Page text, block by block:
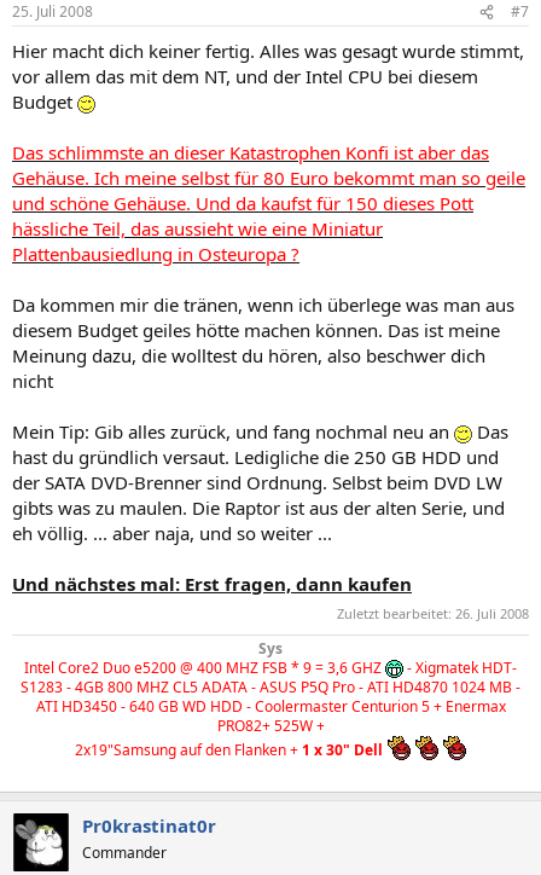
25. Juli 2008 #7
Hier macht dich keiner fertig. Alles was gesagt wurde stimmt,
vor allem das mit dem NT, und der Intel CPU bei diesem
Budget
Das schlimmste an dieser Katastrophen Konfi ist aber das
Gehäuse. Ich meine selbst für 80 Euro bekommt man so geile
und schöne Gehäuse. Und da kaufst für 150 dieses Pott
hässliche Teil, das aussieht wie eine Miniatur
Plattenbausiedlung in Osteuropa ?
Da kommen mir die tränen, wenn ich überlege was man aus
diesem Budget geiles hötte machen können. Das ist meine
Meinung dazu, die wolltest du hören, also beschwer dich
nicht
Mein Tip: Gib alles zurück, und fang nochmal neu an
Das
hast du gründlich versaut. Ledigliche die 250 GB HDD und
der SATA DVD-Brenner sind Ordnung. Selbst beim DVD LW
gibts was zu maulen. Die Raptor ist aus der alten Serie, und
eh völlig. ... aber naja, und so weiter ...
Und nächstes mal: Erst fragen, dann kaufen
Zuletzt bearbeitet: 26. Juli 2008
Sys
Intel Core2 Duo e5200 @ 400 MHZ FSB * 9 = 3,6 GHZ
- Xigmatek HDT-
S1283 - 4GB 800 MHZ CL5 ADATA - ASUS P5Q Pro - ATI HD4870 1024 MB -
ATI HD3450 - 640 GB WD HDD - Coolermaster Centurion 5 + Enermax
PRO82+ 525W +
2x19"Samsung auf den Flanken +1 x 30" Dell
Pr0krastinat0r
Commander